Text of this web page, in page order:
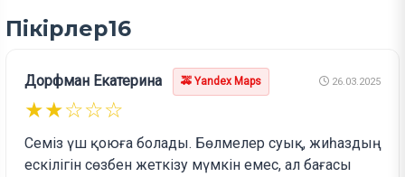
Пікірлер16
Дорфман Екатерина 🚕 Yandex Maps 26.03.2025
★★☆☆☆
Семіз үш қоюға болады. Бөлмелер суық, жиһаздың
ескілігін сөзбен жеткізу мүмкін емес, ал бағасы